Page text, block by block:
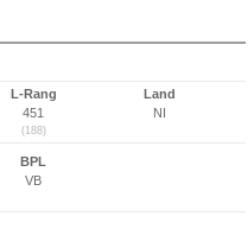
L-Rang
451
(188)
Land
NI
BPL
VB